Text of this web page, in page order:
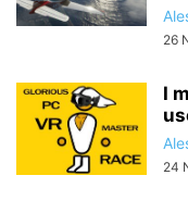
26
I
24